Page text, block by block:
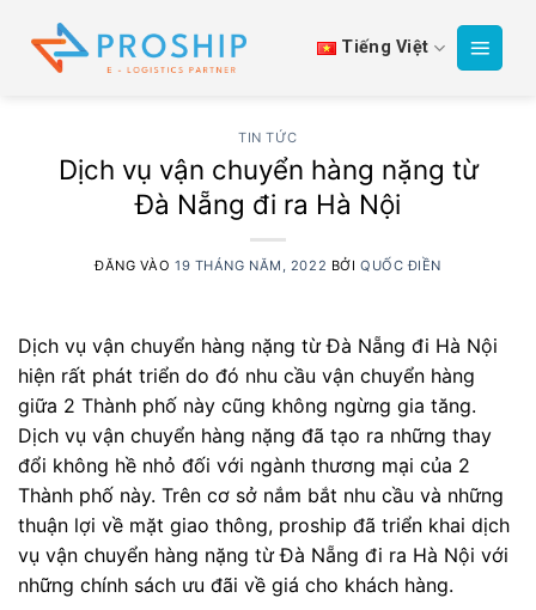
qua
Tiếng Việt
TIN TỨC
Dịch vụ vận chuyển hàng nặng từ
Đà Nẵng đi ra Hà Nội
ĐĂNG VÀO19 THÁNG NĂM, 2022 BỞI QUỐC ĐIỀN
Dịch vụ vận chuyển hàng nặng từ Đà Nẵng đi Hà Nội
hiện rất phát triển do đó nhu cầu vận chuyển hàng
giữa 2 Thành phố này cũng không ngừng gia tăng.
Dịch vụ vận chuyển hàng nặng đã tạo ra những thay
đổi không hề nhỏ đối với ngành thương mại của 2
Thành phố này. Trên cơ sở nắm bắt nhu cầu và những
thuận lợi về mặt giao thông, proship đã triển khai dịch
vụ vận chuyển hàng nặng từ Đà Nẵng đi ra Hà Nội với
những chính sách ưu đãi về giá cho khách hàng.